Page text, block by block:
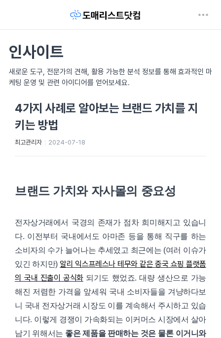
인사이트
새로운 도구, 전문가의 견해, 활용 가능한 분석 정보를 통해 효과적인 마
케팅 운영 및 관련 아이디어를 얻어보세요.
4가지 사례로 알아보는 브랜드 가치를 지
키는 방법
최고관리자 2024-07-18
브랜드 가치와 자사몰의 중요성
전자상거래에서 국경의 존재가 점차 희미해지고 있습니
다. 이전부터 국내에서도 아마존 등을 통해 직구를 하는
소비자의 수가 늘어나는 추세였고 최근에는 (여러 이슈가
있긴 하지만) 알리 익스프레스나 테무와 같은 중국 쇼핑 플랫폼
의 국내 진출이 공식화되기도 했었죠. 대량 생산으로 가능
해진 저렴한 가격을 앞세워 국내 소비자들을 겨냥하다보
니 국내 전자상거래 시장도 이를 계속해서 주시하고 있습
니다. 이렇게 경쟁이 가속화되는 이커머스 시장에서 살아
남기 위해서는 좋은 제품을 판매하는 것은 물론 이거니와